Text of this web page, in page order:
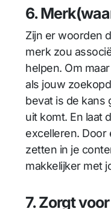
6.
Zijn er woorden
merk zou
helpen. Om
als jouw
bevat is de kans
uit komt. En laat
excelleren. Door
zetten in je
makkelijker met
7. Zorgt